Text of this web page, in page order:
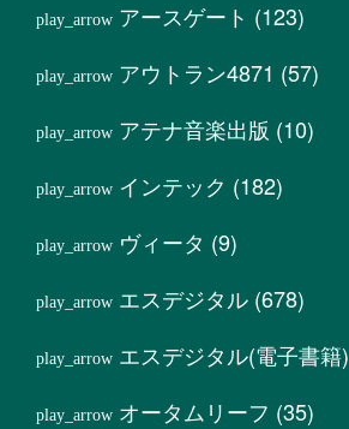
アースゲート (123)
アウトラン4871 (57)
アテナ音楽出版 (10)
インテック (182)
ヴィータ (9)
エスデジタル (678)
エスデジタル(電子書籍)
オータムリーフ (35)